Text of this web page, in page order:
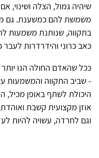
שיהיה גמול, הצלה ושינוי,
משמשת להם כמשענת. גם
בתקווה, שנותנת משמעות
כאב כרוני והידרדרות לעבר
ככל שהאדם החולה הנו יותר
- שביב התקווה והמשמעות
היכולת לשתף באופן מכיל,
אוזן מקצועית קשבת
וגם לחרדה, עשויה להיות